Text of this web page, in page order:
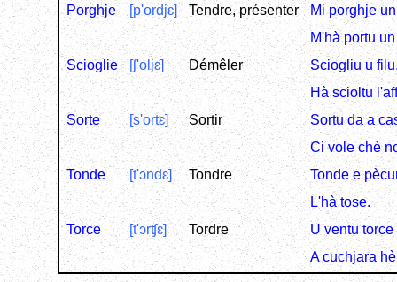
Porghje
[p'ordjɛ] Tendre, présenter
Mi porghje
M'hà portu
Scioglie
[ʃ'oljɛ] Démêler
Sciogliu u
Hà scioltu
Sorte
[s'ortɛ] Sortir
Sortu da a
Ci vole chè
Tonde
[t'ɔndɛ] Tondre
Tonde e
L'hà tose.
Torce
[t'ɔrʧɛ] Tordre
U ventu
A cuchjara